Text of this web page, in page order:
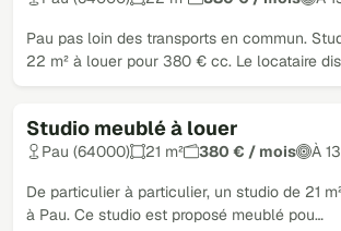
Pau pas loin des transports en commun.
22 m² à louer pour 380 € cc. Le locataire
Studio meublé à louer
Pau (64000) 21 m² 380 € / mois À
De particulier à particulier, un studio de 21
à Pau. Ce studio est proposé meublé pou…